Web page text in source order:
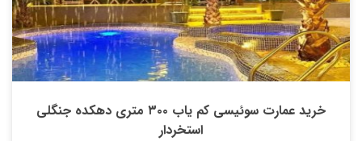
خرید عمارت سوئیسی کم یاب ۳۰۰ متری دهکده جنگلی
استخردار